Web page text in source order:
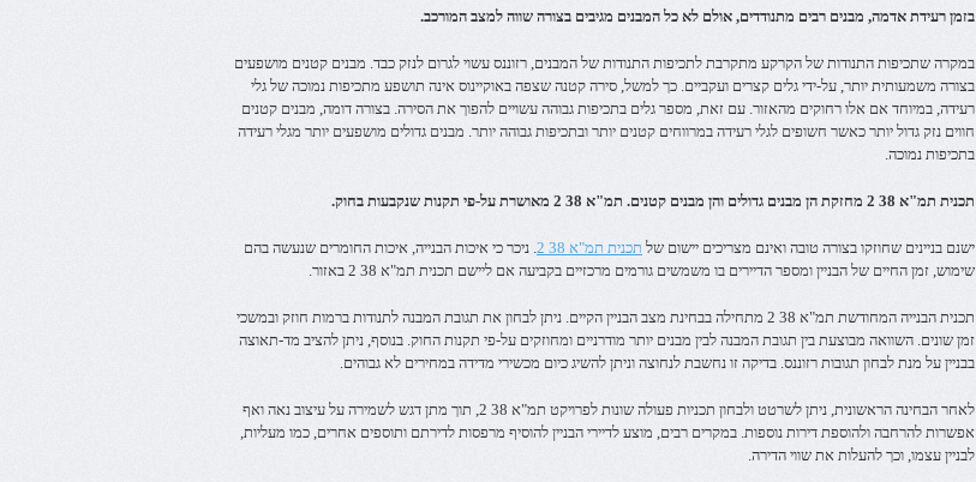
בזמן רעידת אדמה, מבנים רבים מתנודדים, אולם לא כל המבנים מגיבים בצורה שווה למצב המורכב.
במקרה שתכיפות התנודות של הקרקע מתקרבת לתכיפות התנודות של המבנים, רזוננס עשוי לגרום לנזק כבד. מבנים קטנים מושפעים
בצורה משמעותית יותר, על-ידי גלים קצרים ועקביים. כך למשל, סירה קטנה שצפה באוקיינוס אינה תושפע מתכיפות נמוכה של גלי
רעידה, במיוחד אם אלו רחוקים מהאזור. עם זאת, מספר גלים בתכיפות גבוהה עשויים להפוך את הסירה. בצורה דומה, מבנים קטנים
חווים נזק גדול יותר כאשר חשופים לגלי רעידה במרווחים קטנים יותר ובתכיפות גבוהה יותר. מבנים גדולים מושפעים יותר מגלי רעידה
בתכיפות נמוכה.
תכנית תמ"א 38 2 מחזקת הן מבנים גדולים והן מבנים קטנים. תמ"א 38 2 מאושרת על-פי תקנות שנקבעות בחוק.
ישנם בניינים שחוזקו בצורה טובה ואינם מצריכים יישום של תכנית תמ"א 38 2
. ניכר כי איכות הבנייה, איכות החומרים שנעשה בהם
שימוש, זמן החיים של הבניין ומספר הדיירים בו משמשים גורמים מרכזיים בקביעה אם ליישם תכנית תמ"א 38 2 באזור.
תכנית הבנייה המחודשת תמ"א 38 2 מתחילה בבחינת מצב הבניין הקיים. ניתן לבחון את תגובת המבנה לתנודות ברמות חוזק ובמשכי
זמן שונים. השוואה מבוצעת בין תגובת המבנה לבין מבנים יותר מודרניים ומחוזקים על-פי תקנות החוק. בנוסף, ניתן להציב מד-תאוצה
בבניין על מנת לבחון תגובות רזוננס. בדיקה זו נחשבת לנחוצה וניתן להשיג כיום מכשירי מדידה במחירים לא גבוהים.
לאחר הבחינה הראשונית, ניתן לשרטט ולבחון תכניות פעולה שונות לפרויקט תמ"א 38 2, תוך מתן דגש לשמירה על עיצוב נאה ואף
אפשרות להרחבה ולהוספת דירות נוספות. במקרים רבים, מוצע לדיירי הבניין להוסיף מרפסות לדירתם ותוספים אחרים, כמו מעליות,
לבניין עצמו, וכך להעלות את שווי הדירה.